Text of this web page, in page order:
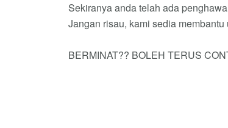
Sekiranya anda telah ada
Jangan risau, kami sedia
BERMINAT?? BOLEH TERUS